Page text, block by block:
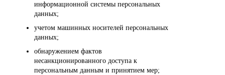
информационной системы персональных
данных;
учетом машинных носителей персональных
данных;
обнаружением фактов
несанкционированного доступа к
персональным данным и принятием мер;